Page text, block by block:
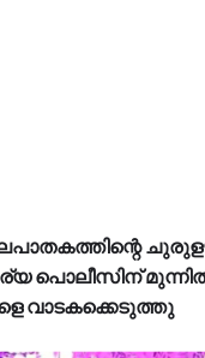
പൊലീസിന് മുന്നിൽ
വാടകക്കെടുത്തു